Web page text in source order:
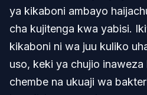
ya kikaboni ambayo
cha kujitenga kwa yabisi.
kikaboni ni wa juu kuliko
uso, keki ya chujio
chembe na ukuaji wa